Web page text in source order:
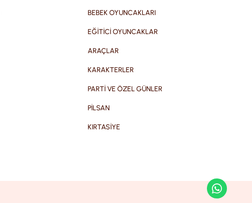
BEBEK OYUNCAKLARI
EĞİTİCİ OYUNCAKLAR
ARAÇLAR
KARAKTERLER
PARTİ VE ÖZEL GÜNLER
PİLSAN
KIRTASİYE